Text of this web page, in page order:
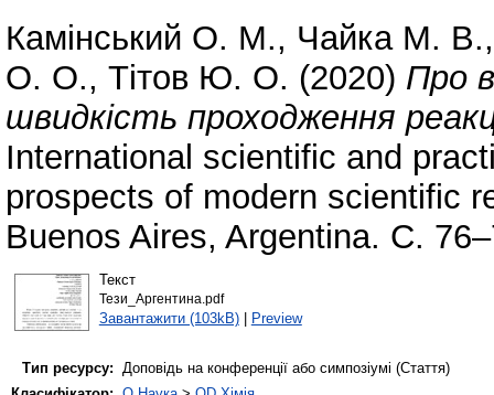
Камінський О. М., Чайка М. В.
О. О., Тітов Ю. О. (2020) Про
швидкість проходження
International scientific and
prospects of modern scientific
Buenos Aires, Argentina. С.
Текст
Тези_Аргентина.pdf
Завантажити (103kB)| Preview
Тип ресурсу: Доповідь на конференції або симпозіумі (Стаття)